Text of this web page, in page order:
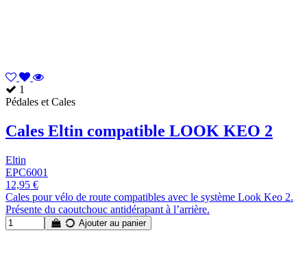
1
Pédales et Cales
Cales Eltin compatible LOOK KEO 2
Eltin
EPC6001
12,95 €
Cales pour vélo de route compatibles avec le système Look Keo 2.
Présente du caoutchouc antidérapant à l’arrière.
Ajouter au panier